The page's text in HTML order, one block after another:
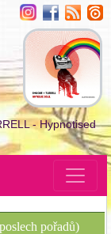
- Hypnotised
pořadů)